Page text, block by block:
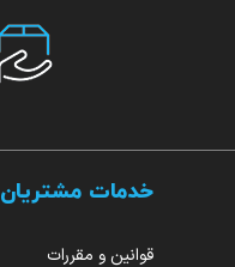
خدمات مشتریان
قوانین و مقررات